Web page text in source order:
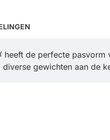
heeft de perfecte
gewichten aan de